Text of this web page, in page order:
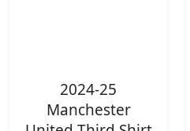
2024-25
Manchester